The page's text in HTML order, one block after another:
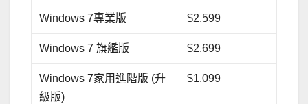
Windows 7專業版 $2,599
Windows 7 旗艦版 $2,699
Windows 7家用進階版 (升
級版)
$1,099